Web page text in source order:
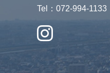
Tel：072-994-